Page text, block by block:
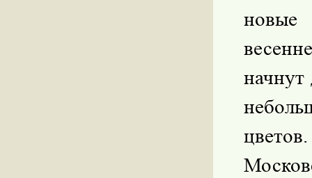
начнут